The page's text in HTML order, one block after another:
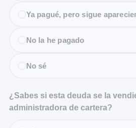
Ya pagué, pero sigue
No la he pagado
No sé
¿Sabes si esta deuda se la
administradora de cartera?